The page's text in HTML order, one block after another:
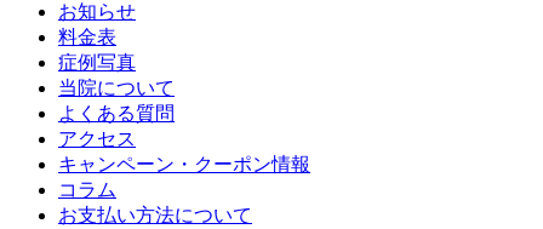
お知らせ
料金表
症例写真
当院について
よくある質問
アクセス
キャンペーン・クーポン情報
コラム
お支払い方法について